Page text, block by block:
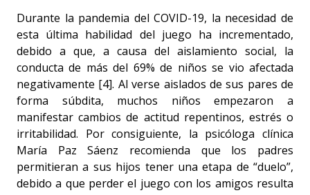
Durante la pandemia del COVID-19, la necesidad de
esta última habilidad del juego ha incrementado,
debido a que, a causa del aislamiento social, la
conducta de más del 69% de niños se vio afectada
negativamente [4]. Al verse aislados de sus pares de
forma súbdita, muchos niños empezaron a
manifestar cambios de actitud repentinos, estrés o
irritabilidad. Por consiguiente, la psicóloga clínica
María Paz Sáenz recomienda que los padres
permitieran a sus hijos tener una etapa de “duelo”,
debido a que perder el juego con los amigos resulta